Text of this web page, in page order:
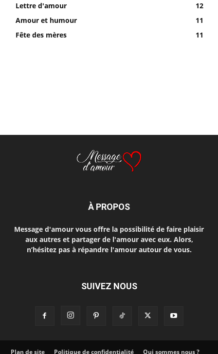
Lettre d'amour
12
Amour et humour
11
Fête des mères
11
À PROPOS
Message d'amour vous offre la possibilité de faire plaisir
aux autres et partager de l'amour avec eux. Alors,
n’hésitez pas à répandre l'amour autour de vous.
SUIVEZ NOUS
Plan de site Politique de confidentialité Qui sommes nous ?